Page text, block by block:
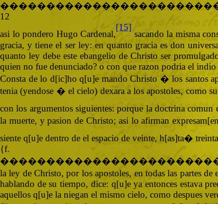
12
asi lo pondero Hugo Cardenal,
[15]
sacando la misma
gracia, y tiene el ser ley: en quanto gracia es don
quanto ley debe este ebangelio de Christo ser
quien no fue denunciado? o con que razon podria el
Consta de lo d[ic]ho q[u]e mando Christo � los santos
tenia (yendose � el cielo) dexara a los apostoles, como
con los argumentos siguientes: porque la doctrina comun
la muerte, y pasion de Christo; asi lo afirman
siente q[u]e dentro de el espacio de veinte, h[as]ta�
la ley de Christo, por los apostoles, en todas las partes
hablando de su tiempo, dice: q[u]e ya entonces estava
aquellos q[u]e la niegan el mismo cielo, como despues